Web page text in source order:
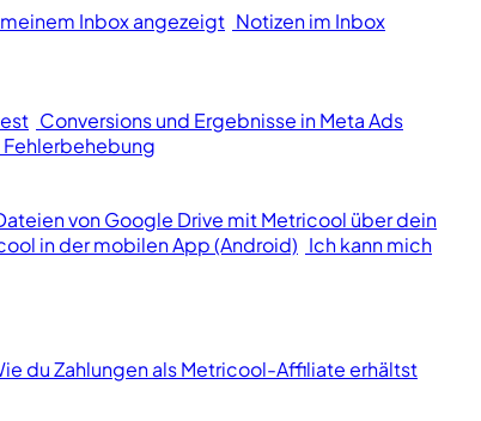
Inbox angezeigt Notizen im Inbox
Conversions und Ergebnisse in Meta Ads
von Google Drive mit Metricool über dein
in der mobilen App (Android) Ich kann mich
du Zahlungen als Metricool-Affiliate erhältst